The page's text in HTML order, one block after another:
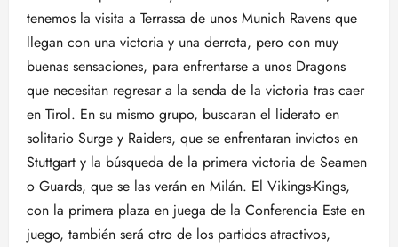
tenemos la visita a Terrassa de unos Munich Ravens que
llegan con una victoria y una derrota, pero con muy
buenas sensaciones, para enfrentarse a unos Dragons
que necesitan regresar a la senda de la victoria tras caer
en Tirol. En su mismo grupo, buscaran el liderato en
solitario Surge y Raiders, que se enfrentaran invictos en
Stuttgart y la búsqueda de la primera victoria de Seamen
o Guards, que se las verán en Milán. El Vikings-Kings,
con la primera plaza en juega de la Conferencia Este en
juego, también será otro de los partidos atractivos,